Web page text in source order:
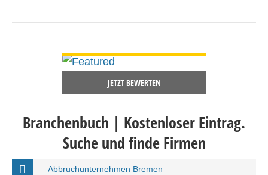
JETZT BEWERTEN
Branchenbuch | Kostenloser Eintrag.
Suche und finde Firmen
Abbruchunternehmen Bremen